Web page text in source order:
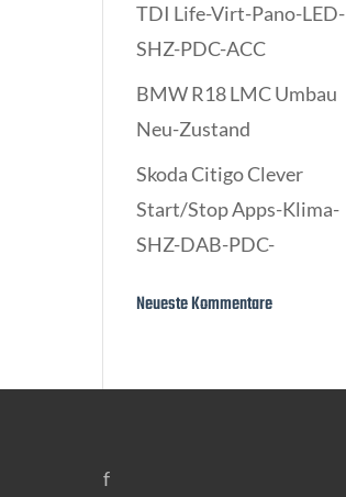
TDI Life-Virt-Pano-LED-
SHZ-PDC-ACC
BMW R18 LMC Umbau
Neu-Zustand
Skoda Citigo Clever
Start/Stop Apps-Klima-
SHZ-DAB-PDC-
Neueste Kommentare
f